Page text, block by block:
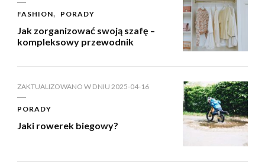
FASHION PORADY
Jak zorganizować swoją szafę –
kompleksowy przewodnik
ZAKTUALIZOWANO W DNIU 2025-04-16
PORADY
Jaki rowerek biegowy?